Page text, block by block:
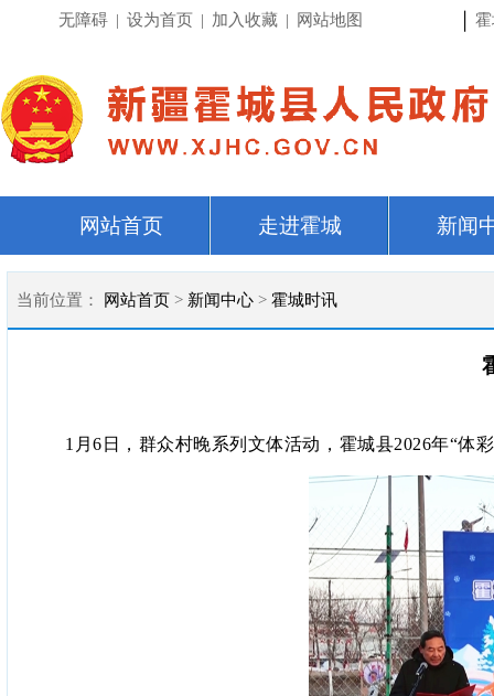
无障碍 | 设为首页 | 加入收藏 | 网站地图
网站首页 走进霍城 新闻
当前位置： 网站首页 > 新闻中心 > 霍城时讯
1月6日，群众村晚系列文体活动，霍城县2026年“体